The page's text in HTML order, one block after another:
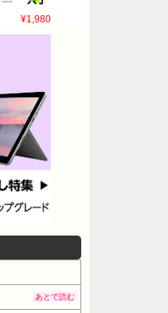
¥1,980
あとで読む